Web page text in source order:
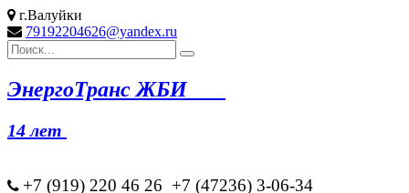
г.Валуйки
79192204626@yandex.ru
ЭнергоТранс ЖБИ
14 лет
+7 (919) 220 46 26 +7 (47236) 3-06-34